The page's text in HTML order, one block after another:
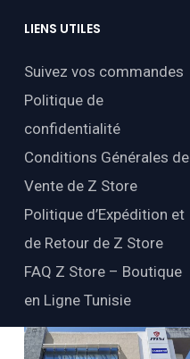
LIENS UTILES
Suivez vos commandes
Politique de
confidentialité
Conditions Générales de
Vente de Z Store
Politique d’Expédition et
de Retour de Z Store
FAQ Z Store – Boutique
en Ligne Tunisie